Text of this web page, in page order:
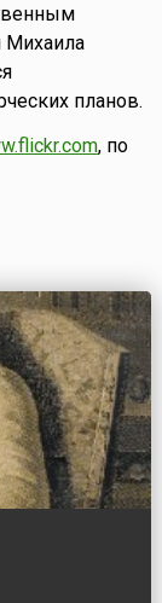
Михаила
планов.
, по